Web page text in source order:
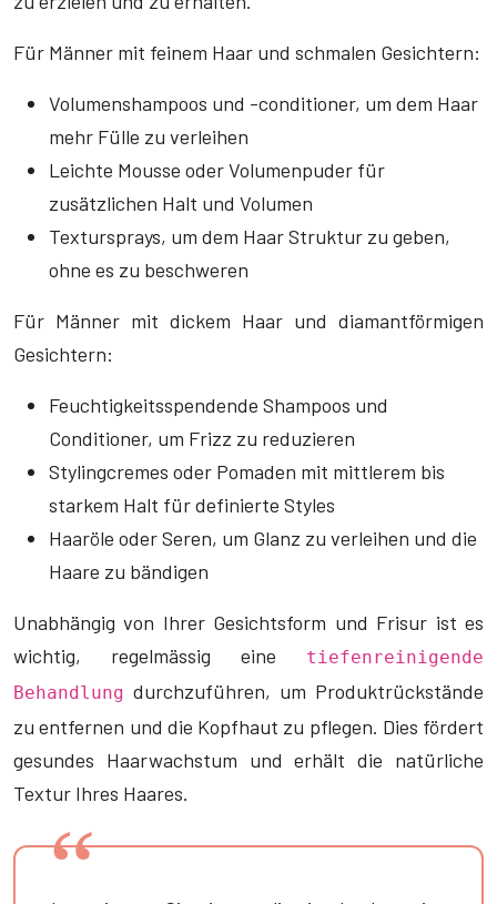
Für Männer mit feinem Haar und schmalen Gesichtern:
Volumenshampoos und -conditioner, um dem Haar
mehr Fülle zu verleihen
Leichte Mousse oder Volumenpuder für
zusätzlichen Halt und Volumen
Textursprays, um dem Haar Struktur zu geben,
ohne es zu beschweren
Für Männer mit dickem Haar und diamantförmigen
Gesichtern:
Feuchtigkeitsspendende Shampoos und
Conditioner, um Frizz zu reduzieren
Stylingcremes oder Pomaden mit mittlerem bis
starkem Halt für definierte Styles
Haaröle oder Seren, um Glanz zu verleihen und die
Haare zu bändigen
Unabhängig von Ihrer Gesichtsform und Frisur ist es
wichtig, regelmässig eine
tiefenreinigende
Behandlung durchzuführen, um Produktrückstände
zu entfernen und die Kopfhaut zu pflegen. Dies fördert
gesundes Haarwachstum und erhält die natürliche
Textur Ihres Haares.